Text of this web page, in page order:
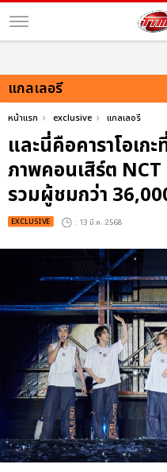
แกลเลอรี
หน้าแรก exclusive แกลเลอรี
และนี่คือคาราโอเก
ภาพคอนเสิร์ต
รวมผู้ชมกว่า
EXCLUSIVE : 13 มี.ค. 2568